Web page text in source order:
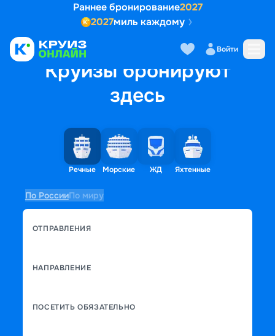
Раннее бронирование2027
2027миль каждому
Войти
Круизы бронируют
здесь
Речные Морские ЖД Яхтенные
По РоссииПо миру
ОТПРАВЛЕНИЯ
НАПРАВЛЕНИЕ
ПОСЕТИТЬ ОБЯЗАТЕЛЬНО